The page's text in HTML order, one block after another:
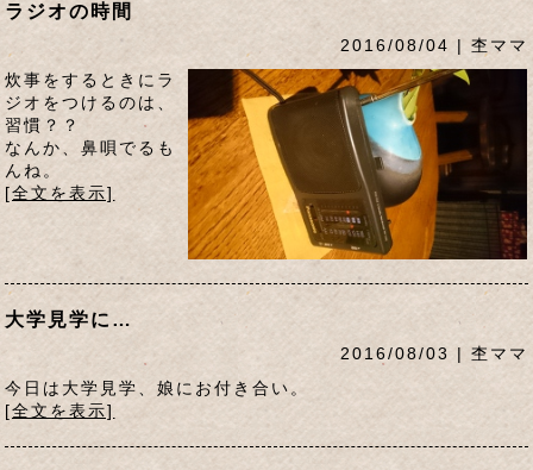
ラジオの時間
2016/08/04 | 杢ママ
炊事をするときにラ
ジオをつけるのは、
習慣？？
なんか、鼻唄でるも
んね。
[全文を表示]
大学見学に…
2016/08/03 | 杢ママ
今日は大学見学、娘にお付き合い。
[全文を表示]